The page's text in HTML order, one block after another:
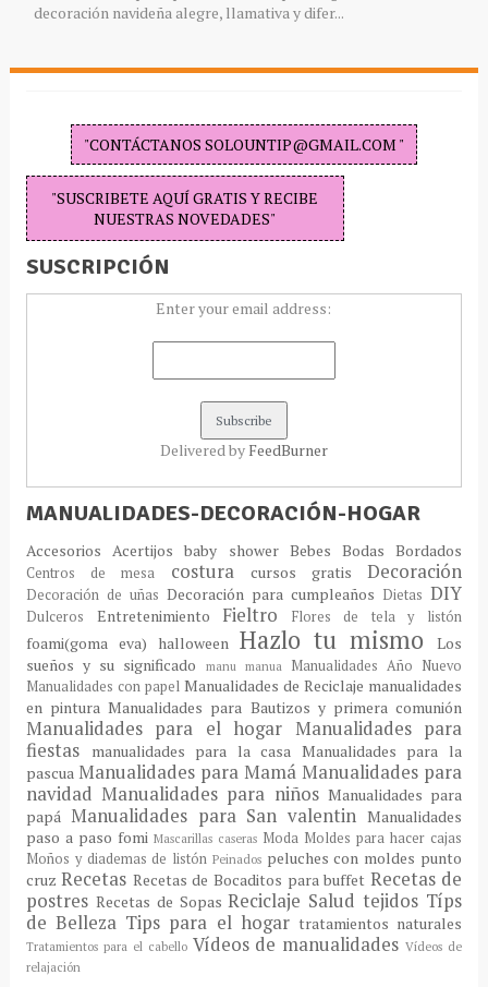
decoración navideña alegre, llamativa y difer...
"CONTÁCTANOS SOLOUNTIP@GMAIL.COM "
"SUSCRIBETE AQUÍ GRATIS Y RECIBE
NUESTRAS NOVEDADES"
SUSCRIPCIÓN
Enter your email address:
Delivered by FeedBurner
MANUALIDADES-DECORACIÓN-HOGAR
AccesoriosAcertijosbaby shower Bebes BodasBordados
Centros de mesa costura cursos gratisDecoración
Decoración de uñas Decoración para cumpleaños DietasDIY
Dulceros Entretenimiento Fieltro Flores de tela y listón
foami(goma eva) halloween Hazlo tu mismoLos
sueños y su significado
manu manua Manualidades Año Nuevo
Manualidades con papel Manualidades de Reciclaje manualidades
en pinturaManualidades para Bautizos y primera comunión
Manualidades para el hogar Manualidades para
fiestas
manualidades para la casa Manualidades para la
pascua Manualidades para MamáManualidades para
navidadManualidades para niños Manualidades para
papá Manualidades para San valentinManualidades
paso a paso fomi Mascarillas caseras Moda Moldes para hacer cajas
Moños y diademas de listón Peinados peluches con moldes punto
cruzRecetas Recetas de Bocaditos para buffet Recetas de
postres Recetas de SopasReciclaje Saludtejidos Típs
de Belleza Tips para el hogar tratamientos naturales
Tratamientos para el cabello Vídeos de manualidadesVídeos de
relajación